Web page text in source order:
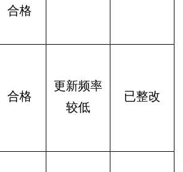
合格
合格
更新频率
较低
已整改